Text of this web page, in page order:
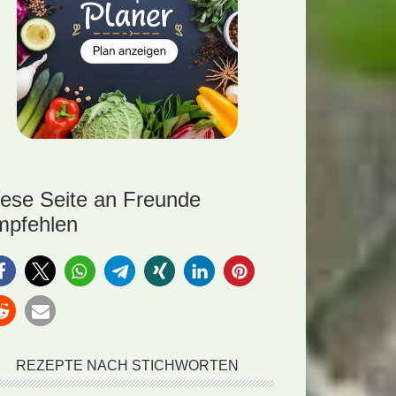
Seite an Freunde
REZEPTE NACH STICHWORTEN